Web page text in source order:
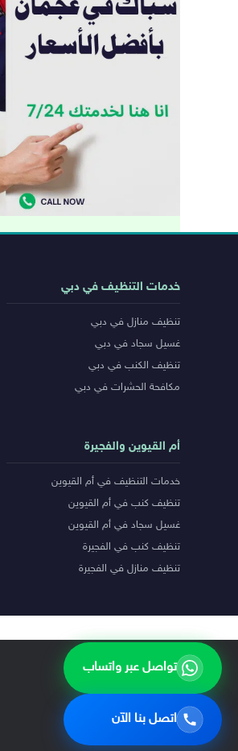
روابط
المدن
خدمات التنظيف في دبي
تنظيف منازل في دبي
غسيل سجاد في دبي
تنظيف الكنب في دبي
مكافحة الحشرات في دبي
أم القيوين والفجيرة
خدمات التنظيف في أم القيوين
تنظيف كنب في أم القيوين
غسيل سجاد في أم القيوين
تنظيف كنب في الفجيرة
تنظيف منازل في الفجيرة
تواصل عبر واتساب
اتصل بنا الآن